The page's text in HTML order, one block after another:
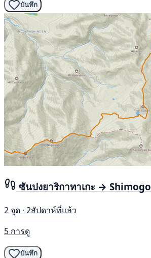
บันทึก
ซันปงยาริกาทาเกะ → Shimogo
2 จุด · 2สัปดาห์ที่แล้ว
5 การดู
บันทึก